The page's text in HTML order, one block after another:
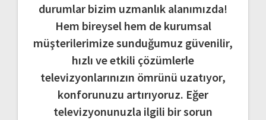
durumlar bizim uzmanlık alanımızda!
Hem bireysel hem de kurumsal
müşterilerimize sunduğumuz güvenilir,
hızlı ve etkili çözümlerle
televizyonlarınızın ömrünü uzatıyor,
konforunuzu artırıyoruz. Eğer
televizyonunuzla ilgili bir sorun